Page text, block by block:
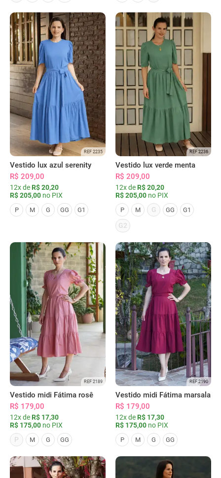
REF 2235
Vestido lux azul serenity
R$ 209,00
12x de R$ 20,20
R$ 205,00 no PIX
P M G GG G1
REF 2236
Vestido lux verde menta
R$ 209,00
12x de R$ 20,20
R$ 205,00 no PIX
P M G GG G1
G2
REF 2189
Vestido midi Fátima rosê
R$ 179,00
12x de R$ 17,30
R$ 175,00 no PIX
P
M G GG
REF 2190
Vestido midi Fátima marsala
R$ 179,00
12x de R$ 17,30
R$ 175,00 no PIX
P M G GG